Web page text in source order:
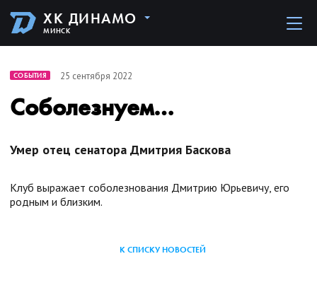
ХК ДИНАМО
МИНСК
СОБЫТИЯ 25 сентября 2022
Соболезнуем…
Умер отец сенатора Дмитрия Баскова
Клуб выражает соболезнования Дмитрию Юрьевичу, его
родным и близким.
К СПИСКУ НОВОСТЕЙ